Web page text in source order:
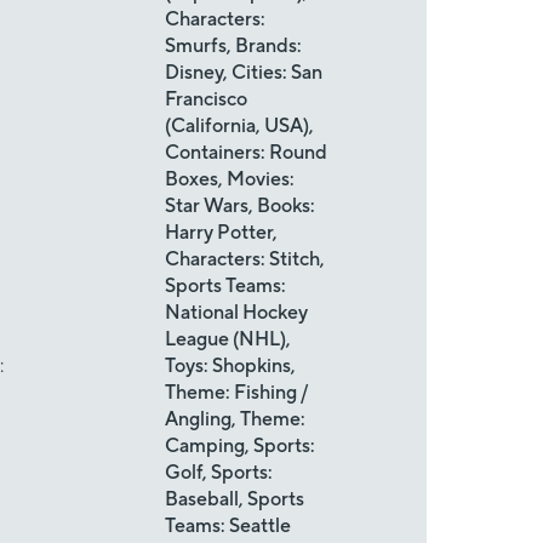
:
Characters:
Smurfs, Brands:
Disney, Cities: San
Francisco
(California, USA),
Containers: Round
Boxes, Movies:
Star Wars, Books:
Harry Potter,
Characters: Stitch,
Sports Teams:
National Hockey
League (NHL),
Toys: Shopkins,
Theme: Fishing /
Angling, Theme:
Camping, Sports:
Golf, Sports:
Baseball, Sports
Teams: Seattle